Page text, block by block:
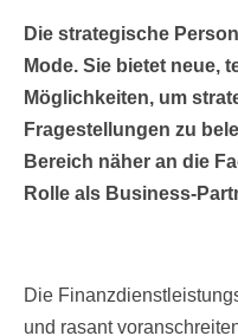
Die strategische
Mode. Sie bietet neue,
Möglichkeiten, um
Fragestellungen zu
Bereich näher an die
Rolle als Business-
Die
und rasant